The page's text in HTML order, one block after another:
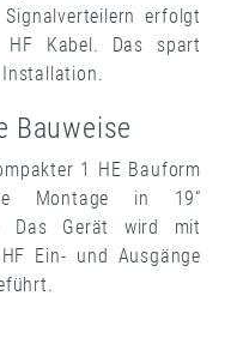
erfolgt
HF Kabel. Das spart
Bauweise
1 HE Bauform
Montage in 19“
Das Gerät wird mit
Ein- und Ausgänge